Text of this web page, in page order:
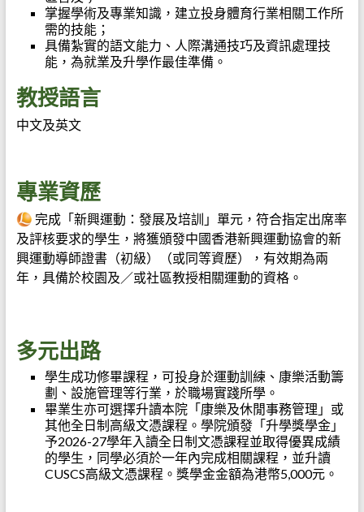
掌握學術及專業知識，建立投身體育行業相關工作所
需的技能；
具備紮實的語文能力、人際溝通技巧及資訊處理技
能，為就業及升學作最佳準備。
教授語言
中文及英文
專業資歷
完成「新興運動：發展及培訓」單元，符合指定出席率
及評核要求的學生，將獲頒發中國香港新興運動協會的新
興運動導師證書（初級）（或同等資歷），有效期為兩
年，具備於校園及／或社區教授相關運動的資格。
多元出路
學生成功修畢課程，可投身於運動訓練、康樂活動籌
劃、設施管理等行業，於職場實踐所學。
畢業生亦可選擇升讀本院「康樂及休閒事務管理」或
其他全日制高級文憑課程。學院頒發「升學獎學金」
予2026-27學年入讀全日制文憑課程並取得優異成績
的學生，同學必須於一年內完成相關課程，並升讀
CUSCS高級文憑課程。獎學金金額為港幣5,000元。